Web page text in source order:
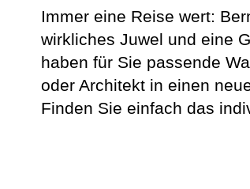
Immer eine Reise wert:
wirkliches Juwel und eine
haben für Sie passende
oder Architekt in einen
Finden Sie einfach das